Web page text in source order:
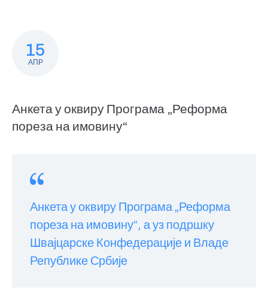
15
АПР
Анкета у оквиру Програма „Реформа
пореза на имовину“
Анкета у оквиру Програма „Реформа
пореза на имовину“, а уз подршку
Швајцарске Конфедерације и Владе
Републике Србије